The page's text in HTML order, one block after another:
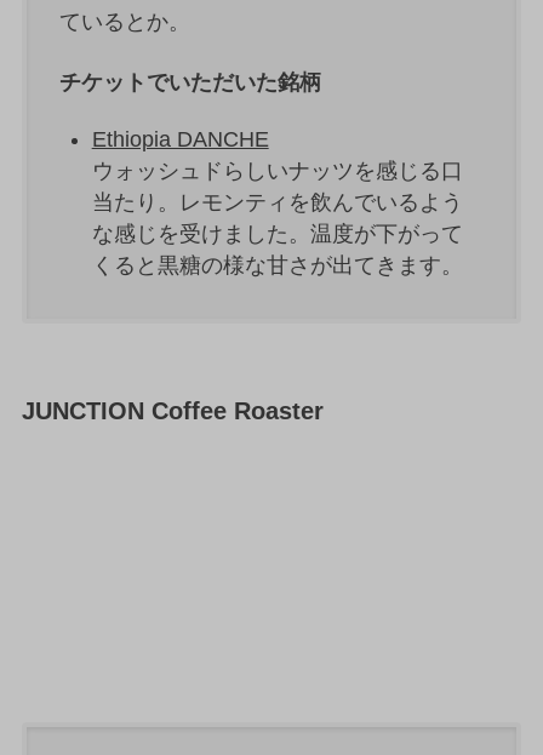
ているとか。
チケットでいただいた銘柄
Ethiopia DANCHE
ウォッシュドらしいナッツを感じる口
当たり。レモンティを飲んでいるよう
な感じを受けました。温度が下がって
くると黒糖の様な甘さが出てきます。
JUNCTION Coffee Roaster